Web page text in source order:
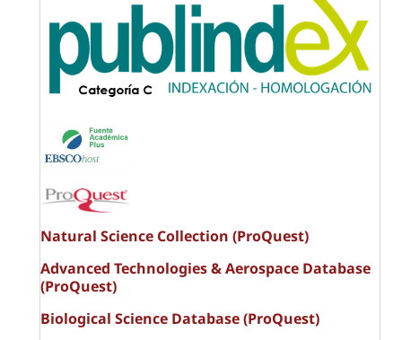
Natural Science Collection (ProQuest)
Advanced Technologies & Aerospace Database
(ProQuest)
Biological Science Database (ProQuest)